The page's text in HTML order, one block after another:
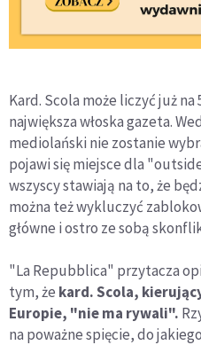
Kard. Scola może liczyć już na
największa włoska gazeta.
mediolański nie zostanie
pojawi się miejsce dla
wszyscy stawiają na to, że
można też wykluczyć
główne i ostro ze sobą
"La Repubblica" przytacza
tym, że kard. Scola,
Europie, "nie ma rywali".
na poważne spięcie, do